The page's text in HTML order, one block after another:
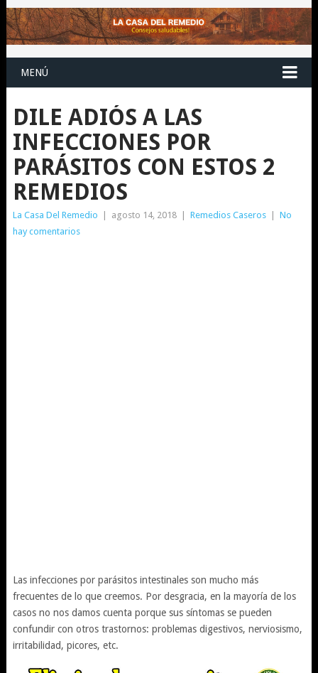
MENÚ
DILE ADIÓS A LAS
INFECCIONES POR
PARÁSITOS CON ESTOS 2
REMEDIOS
La Casa Del Remedio agosto 14, 2018 Remedios Caseros
No
hay comentarios
Las infecciones por parásitos intestinales son mucho más
frecuentes de lo que creemos. Por desgracia, en la mayoría de los
casos no nos damos cuenta porque sus síntomas se pueden
confundir con otros trastornos: problemas digestivos, nerviosismo,
irritabilidad, picores, etc.